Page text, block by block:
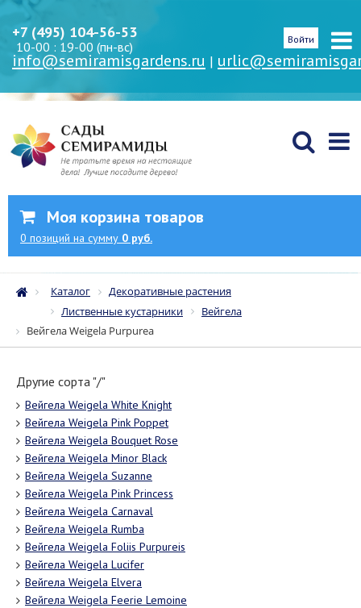
+7 (495) 104-56-53
10-00 : 19-00 (пн-вс)
info@semiramisgardens.ru |
Войти
Моя корзина товаров
0 позиций на сумму 0 руб.
Каталог
Декоративные растения
Лиственные кустарники
Вейгела
Вейгела Weigela Purpurea
Другие сорта "/"
Вейгела Weigela White Knight
Вейгела Weigela Pink Poppet
Вейгела Weigela Bouquet Rose
Вейгела Weigela Minor Black
Вейгела Weigela Suzanne
Вейгела Weigela Pink Princess
Вейгела Weigela Carnaval
Вейгела Weigela Rumba
Вейгела Weigela Foliis Purpureis
Вейгела Weigela Lucifer
Вейгела Weigela Elvera
Вейгела Weigela Feerie Lemoine